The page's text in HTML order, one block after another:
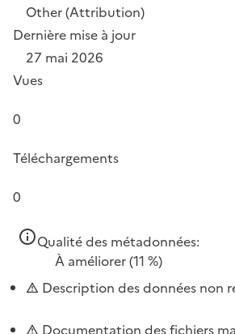
Other (Attribution)
Dernière mise à jour
27 mai 2026
Vues
0
Téléchargements
0
Qualité des métadonnées:
À améliorer(11 %)
Description des données non
Documentation des fichiers